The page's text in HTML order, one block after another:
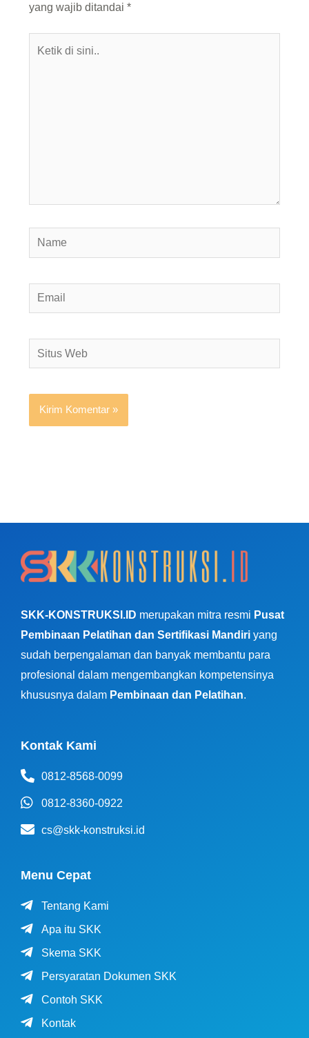
yang wajib ditandai *
Name
Email
Situs
Web
SKK-KONSTRUKSI.ID merupakan mitra resmi Pusat
Pembinaan Pelatihan dan Sertifikasi Mandiri yang
sudah berpengalaman dan banyak membantu para
profesional dalam mengembangkan kompetensinya
khususnya dalam Pembinaan dan Pelatihan.
Kontak Kami
0812-8568-0099
0812-8360-0922
cs@skk-konstruksi.id
Menu Cepat
Tentang Kami
Apa itu SKK
Skema SKK
Persyaratan Dokumen SKK
Contoh SKK
Kontak